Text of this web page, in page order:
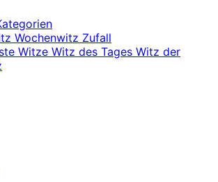
Wochenwitz Zufall
Witze Witz des Tages Witz der